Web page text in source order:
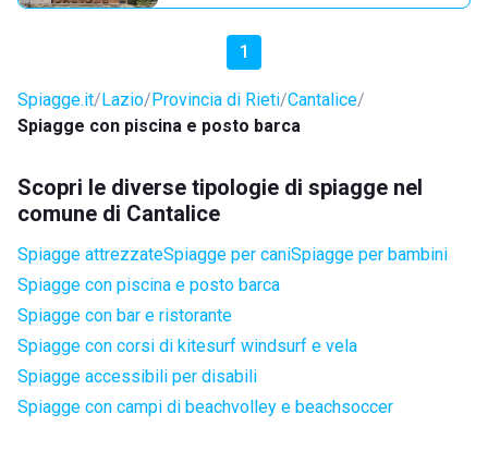
1
Spiagge.it Lazio Provincia di Rieti Cantalice
Spiagge con piscina e posto barca
Scopri le diverse tipologie di spiagge nel
comune di Cantalice
Spiagge attrezzateSpiagge per caniSpiagge per bambini
Spiagge con piscina e posto barca
Spiagge con bar e ristorante
Spiagge con corsi di kitesurf windsurf e vela
Spiagge accessibili per disabili
Spiagge con campi di beachvolley e beachsoccer